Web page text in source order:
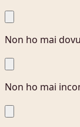
Non ho mai
Non ho mai